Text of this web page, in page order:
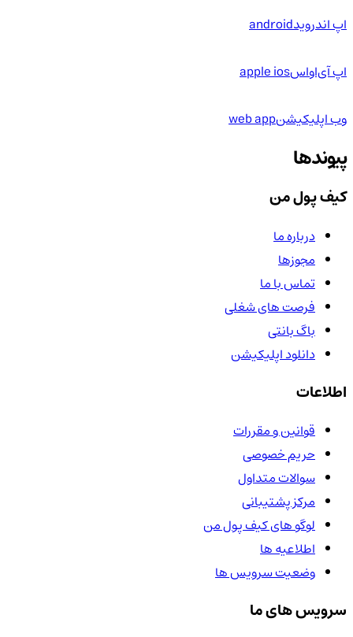
اپ اندرویدandroid
اپ آی‌او‌اسapple ios
وب اپلیکیشنweb app
پیوندها
کیف پول من
درباره ما
مجوزها
تماس با ما
فرصت های شغلی
باگ بانتی
دانلود اپلیکیشن
اطلاعات
قوانین و مقررات
حریم خصوصی
سوالات متداول
مرکز پشتیبانی
لوگو های کیف پول من
اطلاعیه ها
وضعیت سرویس ها
سرویس های ما